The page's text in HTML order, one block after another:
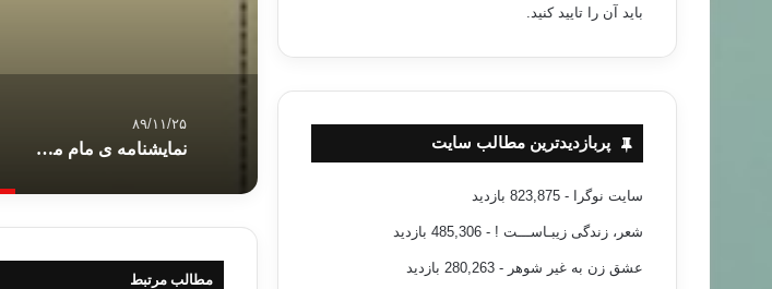
۸۹/۱۱/۲۵
نمایشنامه ی مام میهن
مطالب مرتبط
باید آن را تایید کنید.
پربازدیدترین مطالب سایت
سایت نوگرا - 823,875 بازدید
شعر، زندگی زیبـاســـت ! - 485,306 بازدید
عشق زن به غیر شوهر - 280,263 بازدید